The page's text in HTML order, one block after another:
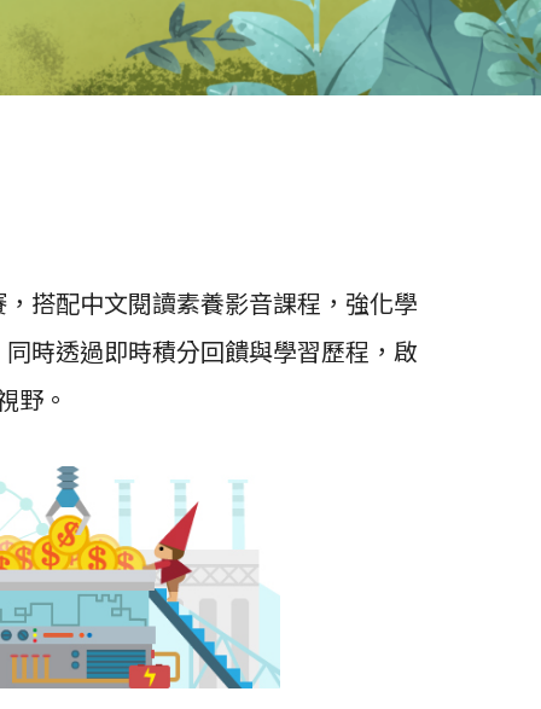
，搭配中文閱讀素養影音課程 ，強化學
時透過即時積分回饋與學習歷程 ，啟
野。